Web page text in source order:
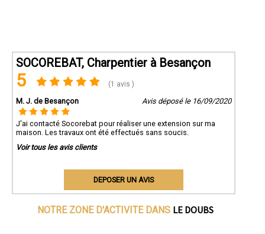
SOCOREBAT, Charpentier à Besançon
5 (1 avis )
M. J. de Besançon Avis déposé le 16/09/2020
J'ai contacté Socorebat pour réaliser une extension sur ma
maison. Les travaux ont été effectués sans soucis.
Voir tous les avis clients
DEPOSER UN AVIS
NOTRE ZONE D'ACTIVITE DANS LE DOUBS